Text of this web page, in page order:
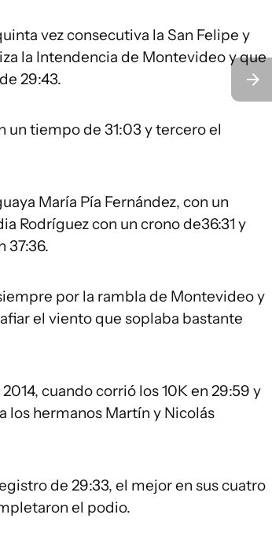
vez consecutiva la San Felipe y
la Intendencia de Montevideo y que
29:43.
un tiempo de 31:03 y tercero el
María Pía Fernández, con un
Rodríguez con un crono de36:31 y
37:36.
por la rambla de Montevideo y
el viento que soplaba bastante
cuando corrió los 10K en 29:59 y
los hermanos Martín y Nicolás
de 29:33, el mejor en sus cuatro
el podio.